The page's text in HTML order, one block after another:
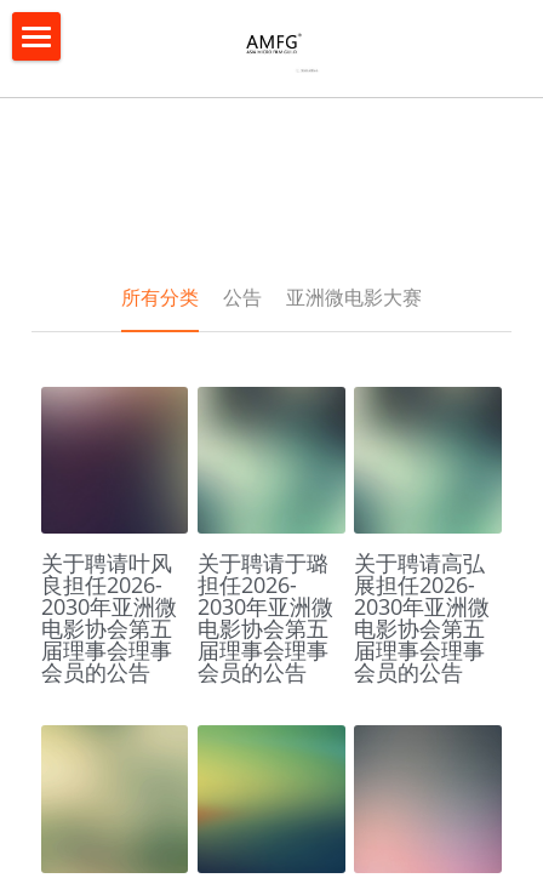
协会会员
亚洲微电影大赛
亚微影展
所有分类 公告 亚洲微电影大赛
关于聘请叶风
良担任2026-
2030年亚洲微
电影协会第五
届理事会理事
会员的公告
关于聘请于璐
担任2026-
2030年亚洲微
电影协会第五
届理事会理事
会员的公告
关于聘请高弘
展担任2026-
2030年亚洲微
电影协会第五
届理事会理事
会员的公告
博客分类